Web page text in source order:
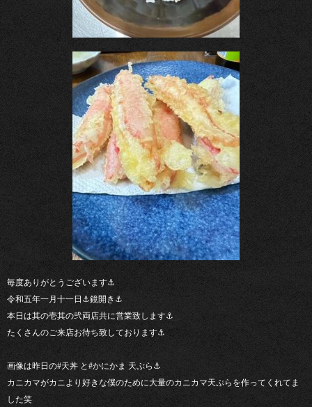
毎度ありがとうございます⚓︎
令和五年一月十一日⚓︎鏡開き⚓︎
本日は其の壱其の弐両店共に営業致します⚓︎
たくさんのご来店お待ち致しております⚓︎
画像は昨日の#天丼 と#かにかま 天ぷら⚓︎
カニカマがカニより好きな僕のために大量のカニカマ天ぷらを作ってくれてま
した笑